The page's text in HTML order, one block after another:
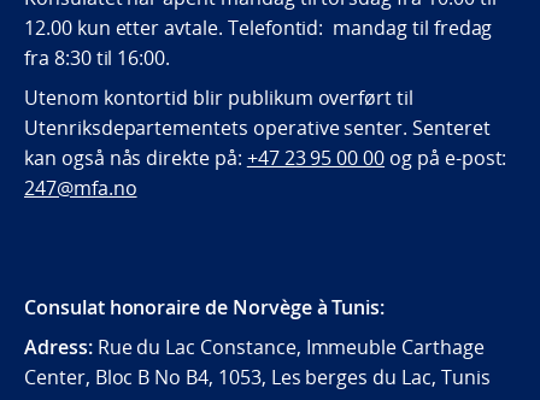
12.00 kun etter avtale. Telefontid: mandag til fredag
fra 8:30 til 16:00.
Utenom kontortid blir publikum overført til
Utenriksdepartementets operative senter. Senteret
kan også nås direkte på: +47 23 95 00 00 og på e-post:
247@mfa.no
Consulat honorairede Norvège à Tunis:
Adress: Rue du Lac Constance, Immeuble Carthage
Center, Bloc B No B4, 1053, Les berges du Lac, Tunis